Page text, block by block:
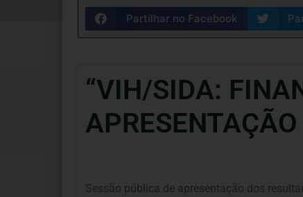
Partilhar no Facebook
“VIH/SIDA:
Sessão pública de apresentação dos